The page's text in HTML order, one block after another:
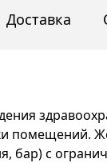
Доставка
помещений.
бар) с